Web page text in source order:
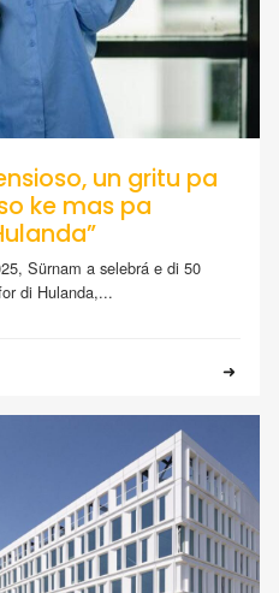
un gritu pa
ke mas pa
Sürnam a selebrá e di 50
di Hulanda,...